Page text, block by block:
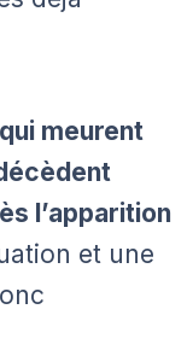
meurent
l’apparition
et une